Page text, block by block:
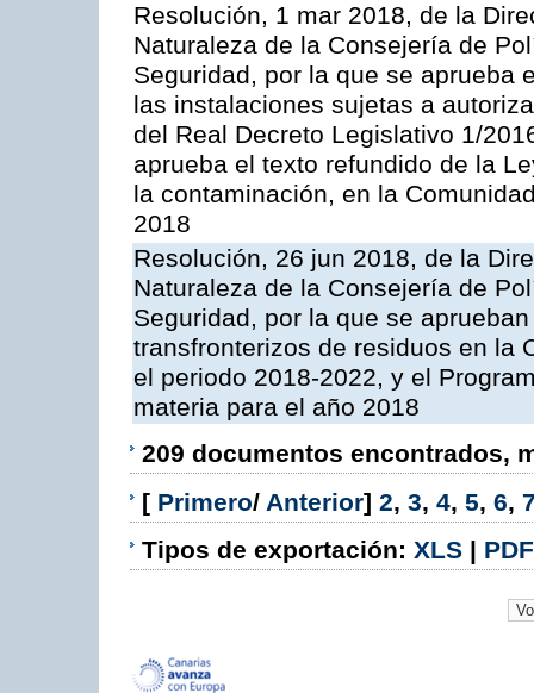
Resolución, 1 mar 2018, de la
Naturaleza de la Consejería de
Seguridad, por la que se aprueba
las instalaciones sujetas a
del Real Decreto Legislativo 1/
aprueba el texto refundido de la
la contaminación, en la
2018
Resolución, 26 jun 2018, de la
Naturaleza de la Consejería de
Seguridad, por la que se
transfronterizos de residuos en la
el periodo 2018-2022, y el
materia para el año 2018
209 documentos encontrados,
[ Primero/ Anterior] 2, 3, 4, 5, 6,
Tipos de exportación: XLS | PDF